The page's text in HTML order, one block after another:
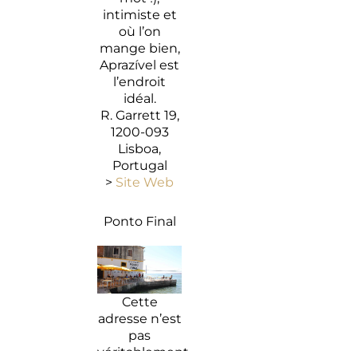
intimiste et
où l’on
mange bien,
Aprazível est
l’endroit
idéal.
R. Garrett 19,
1200-093
Lisboa,
Portugal
> Site Web
Ponto Final
Cette
adresse n’est
pas